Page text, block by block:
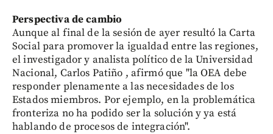
Perspectiva de cambio
Aunque al final de la sesión de ayer resultó la Carta
Social para promover la igualdad entre las regiones,
el investigador y analista político de la Universidad
Nacional, Carlos Patiño , afirmó que "la OEA debe
responder plenamente a las necesidades de los
Estados miembros. Por ejemplo, en la problemática
fronteriza no ha podido ser la solución y ya está
hablando de procesos de integración".